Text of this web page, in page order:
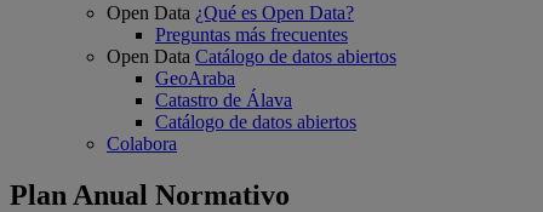
Open Data ¿Qué es Open Data?
Preguntas más frecuentes
Open Data Catálogo de datos abiertos
GeoAraba
Catastro de Álava
Catálogo de datos abiertos
Colabora
Plan Anual Normativo